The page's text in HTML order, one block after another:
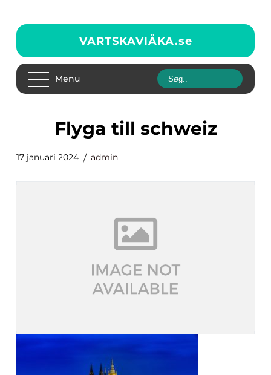
VARTSKAVIÅKA.se
Menu
flyga till schweiz
17 januari 2024 admin